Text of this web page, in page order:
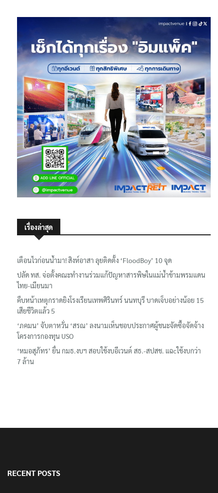
เรื่องล่าสุด
เตือนไวก่อนน้ำมา! สิงห์อาสา ลุยติดตั้ง ‘FloodBoy’ 10 จุด
ปลัด ทส. จ่อตั้งคณะทำงานร่วมแก้ปัญหาสารพิษในแม่น้ำข้ามพรมแดน
ไทย-เมียนมา
คืบหน้าเหตุกราดยิงโรงเรียนเทพศิรินทร์ นนทบุรี บาดเจ็บอย่างน้อย 15
เสียชีวิตแล้ว 5
‘ภคมน’ จับตาหวั่น ‘สรณ’ ลงนามเห็นชอบประกาศผู้ชนะจัดซื้อจัดจ้าง
โครงการกองทุน USO
‘หมอสุภัทร’ ยื่น กมธ.งบฯ สอบใช้งบอีเวนต์ สธ.-สปสช. แฉcใช้งบกว่า
7 ล้าน
RECENT POSTS